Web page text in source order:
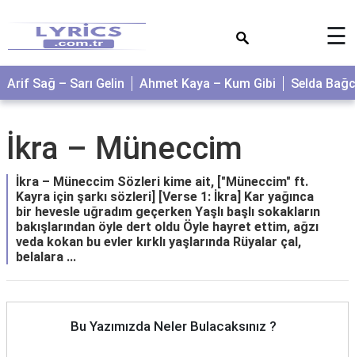
☰
Arif Sağ – Sarı Gelin Ahmet Kaya – Kum Gibi Selda
İkra – Müneccim
İkra – Müneccim Sözleri kime ait, ["Müneccim" ft.
Kayra için şarkı sözleri] [Verse 1: İkra] Kar yağınca
bir hevesle uğradım geçerken Yaşlı başlı sokakların
bakışlarından öyle dert oldu Öyle hayret ettim, ağzı
veda kokan bu evler kırklı yaşlarında Rüyalar çal,
belalara ...
Bu Yazımızda Neler Bulacaksınız ?